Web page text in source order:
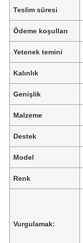
Teslim süresi
Ödeme koşulları
Yetenek temini
Kalınlık
Genişlik
Malzeme
Destek
Model
Renk
Vurgulamak: